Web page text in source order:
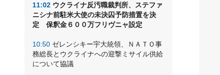
11:02 ウクライナ反汚職裁判所、ステファ
ニシナ前駐米大使の未決囚予防措置を決
定 保釈金６００万フリヴニャ設定
10:50 ゼレンシキー宇大統領、ＮＡＴＯ事
務総長とウクライナへの迎撃ミサイル供給
について協議